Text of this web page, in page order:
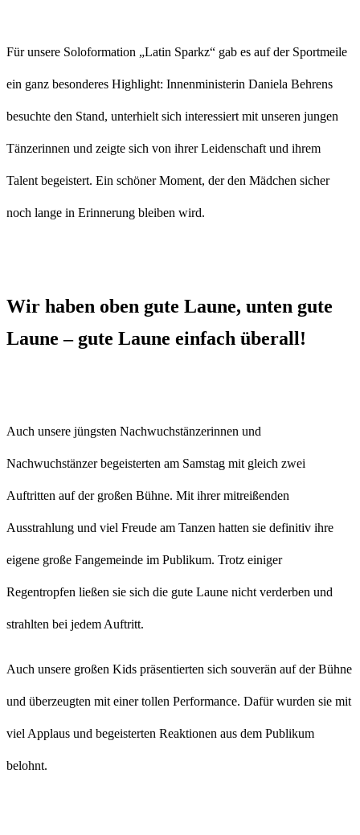
Für unsere Soloformation „Latin Sparkz“ gab es auf der Sportmeile
ein ganz besonderes Highlight: Innenministerin Daniela Behrens
besuchte den Stand, unterhielt sich interessiert mit unseren jungen
Tänzerinnen und zeigte sich von ihrer Leidenschaft und ihrem
Talent begeistert. Ein schöner Moment, der den Mädchen sicher
noch lange in Erinnerung bleiben wird.
Wir haben oben gute Laune, unten gute
Laune – gute Laune einfach überall!
Auch unsere jüngsten Nachwuchstänzerinnen und
Nachwuchstänzer begeisterten am Samstag mit gleich zwei
Auftritten auf der großen Bühne. Mit ihrer mitreißenden
Ausstrahlung und viel Freude am Tanzen hatten sie definitiv ihre
eigene große Fangemeinde im Publikum. Trotz einiger
Regentropfen ließen sie sich die gute Laune nicht verderben und
strahlten bei jedem Auftritt.
Auch unsere großen Kids präsentierten sich souverän auf der Bühne
und überzeugten mit einer tollen Performance. Dafür wurden sie mit
viel Applaus und begeisterten Reaktionen aus dem Publikum
belohnt.